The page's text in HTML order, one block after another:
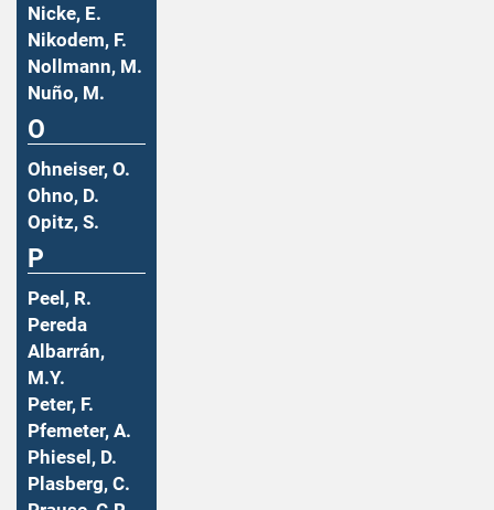
Nicke, E.
Nikodem, F.
Nollmann, M.
Nuño, M.
O
Ohneiser, O.
Ohno, D.
Opitz, S.
P
Peel, R.
Pereda
Albarrán,
M.Y.
Peter, F.
Pfemeter, A.
Phiesel, D.
Plasberg, C.